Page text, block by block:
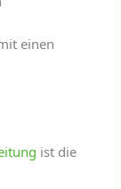
einen
ist die